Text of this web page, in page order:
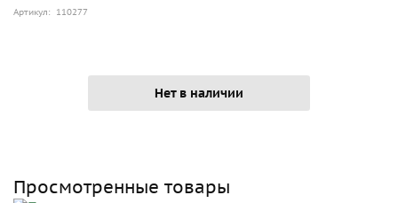
Артикул: 110277
Нет в наличии
Просмотренные товары